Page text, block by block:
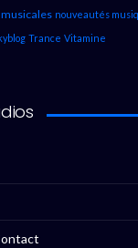
nouveautés
Trance Vitamine